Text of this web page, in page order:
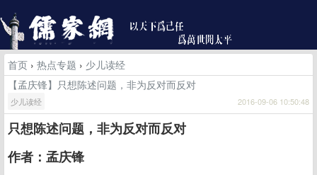
首页 › 热点专题 › 少儿读经
【孟庆锋】只想陈述问题，非为反对而反对
少儿读经 2016-09-06 10:50:48
只想陈述问题，非为反对而反对
作者：孟庆锋